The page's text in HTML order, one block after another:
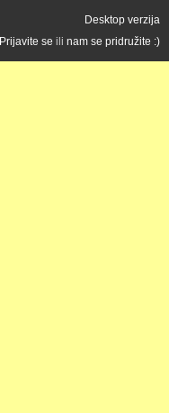
Desktop verzija
Prijavite se ili nam se pridružite :)